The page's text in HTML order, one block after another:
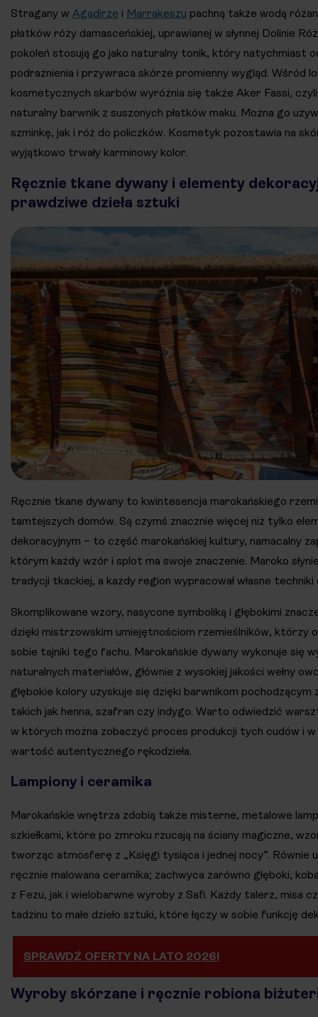
Stragany w Agadirze i Marrakeszu pachną także wodą
płatków róży damasceńskiej, uprawianej w słynnej Dolinie
pokoleń stosują go jako naturalny tonik, który natychmiast
podrażnienia i przywraca skórze promienny wygląd. Wśród
kosmetycznych skarbów wyróżnia się także Aker Fassi,
naturalny barwnik z suszonych płatków maku. Można go
szminkę, jak i róż do policzków. Kosmetyk pozostawia na
wyjątkowo trwały karminowy kolor.
Ręcznie tkane dywany i elementy
prawdziwe dzieła sztuki
Ręcznie tkane dywany to kwintesencja marokańskiego
tamtejszych domów. Są czymś znacznie więcej niż tylko
dekoracyjnym – to część marokańskiej kultury, namacalny
którym każdy wzór i splot ma swoje znaczenie. Maroko
tradycji tkackiej, a każdy region wypracował własne
Skomplikowane wzory, nasycone symboliką i głębokimi
dzięki mistrzowskim umiejętnościom rzemieślników, którzy
sobie tajniki tego fachu. Marokańskie dywany wykonuje się
naturalnych materiałów, głównie z wysokiej jakości wełny
głębokie kolory uzyskuje się dzięki barwnikom pochodzącym
takich jak henna, szafran czy indygo. Warto odwiedzić
w których można zobaczyć proces produkcji tych cudów i w
wartość autentycznego rękodzieła.
Lampiony i ceramika
Marokańskie wnętrza zdobią także misterne, metalowe
szkiełkami, które po zmroku rzucają na ściany magiczne,
tworząc atmosferę z „Księgi tysiąca i jednej nocy”. Równie
ręcznie malowana ceramika; zachwyca zarówno głęboki,
z Fezu, jak i wielobarwne wyroby z Safi. Każdy talerz, misa
tadżinu to małe dzieło sztuki, które łączy w sobie funkcję
SPRAWDŹ OFERTY NA LATO 2026!
Wyroby skórzane i ręcznie robiona